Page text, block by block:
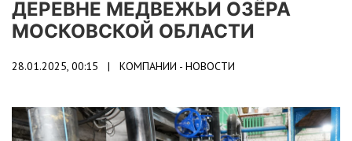
ДЕРЕВНЕ МЕДВЕЖЬИ ОЗЁРА
МОСКОВСКОЙ ОБЛАСТИ
28.01.2025, 00:15 | КОМПАНИИ - НОВОСТИ